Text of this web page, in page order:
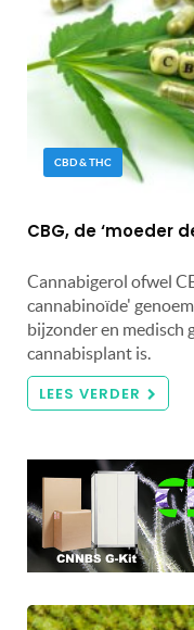
CBD & THC
CBG, de ‘moeder
Cannabigerol ofwel
cannabinoïde'
bijzonder en medisch
cannabisplant is.
LEES VERDER